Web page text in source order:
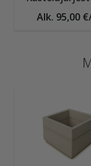
Alk. 95,00